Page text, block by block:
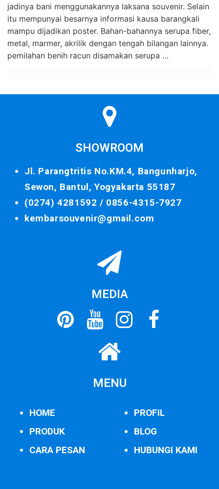
jadinya bani menggunakannya laksana souvenir. Selain
itu mempunyai besarnya informasi kausa barangkali
mampu dijadikan poster. Bahan-bahannya serupa fiber,
metal, marmer, akrilik dengan tengah bilangan lainnya.
pemilahan benih racun disamakan serupa …
SHOWROOM
Jl. Parangtritis No.KM.4, Bangunharjo,
Sewon, Bantul, Yogyakarta 55187
(0274) 4281592 / 0856-4315-7927
kembarsouvenir@gmail.com
MEDIA
MENU
HOME
PRODUK
CARA PESAN
PROFIL
BLOG
HUBUNGI KAMI